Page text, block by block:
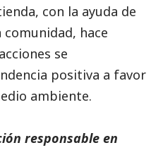
con la ayuda de
hace
se
positiva a favor
ambiente.
responsable en